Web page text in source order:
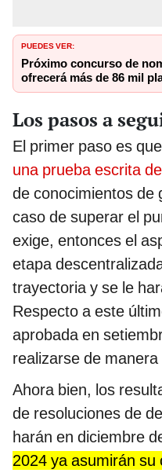
PUEDES VER:
Próximo concurso de
ofrecerá más de 86 mil
Los pasos a
El primer paso es
una prueba escrita
de conocimientos de
caso de superar el
exige, entonces el
etapa
trayectoria y se le
Respecto a este
aprobada en
realizarse de manera
Ahora bien, los
de resoluciones de
harán en diciembre
2024 ya asumirán